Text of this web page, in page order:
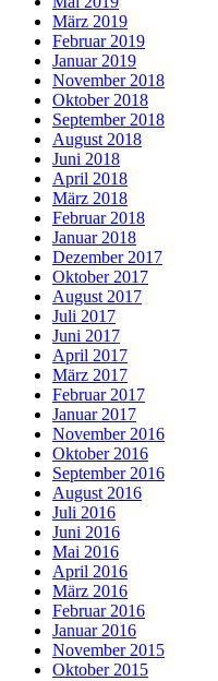
März 2019
Februar 2019
Januar 2019
November 2018
Oktober 2018
September 2018
August 2018
Juni 2018
April 2018
März 2018
Februar 2018
Januar 2018
Dezember 2017
Oktober 2017
August 2017
Juli 2017
Juni 2017
April 2017
März 2017
Februar 2017
Januar 2017
November 2016
Oktober 2016
September 2016
August 2016
Juli 2016
Juni 2016
Mai 2016
April 2016
März 2016
Februar 2016
Januar 2016
November 2015
Oktober 2015